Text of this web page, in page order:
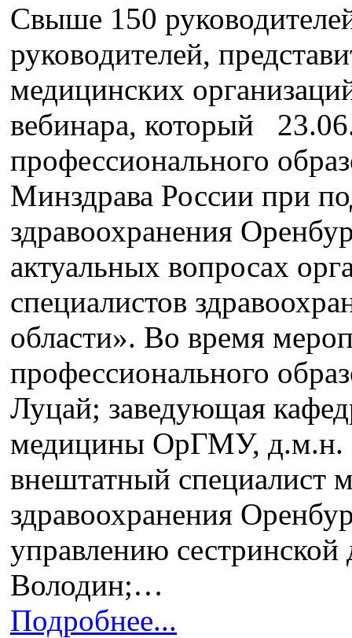
Свыше 150
руководителей,
медицинских
вебинара, который
профессионального
Минздрава России при
здравоохранения
актуальных вопросах
специалистов
области». Во время
профессионального
Луцай; заведующая
медицины ОрГМУ, д.м.н.
внештатный специалист
здравоохранения
управлению
Володин;…
Подробнее...